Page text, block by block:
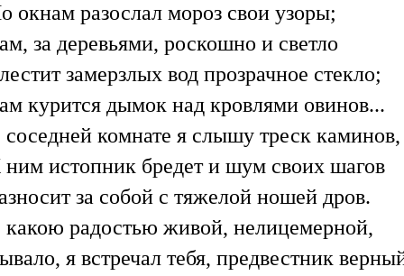
окнам разослал мороз свои узоры;
за деревьями, роскошно и светло
замерзлых вод прозрачное стекло;
курится дымок над кровлями овинов...
комнате я слышу треск каминов,
истопник бредет и шум своих шагов
за собой с тяжелой ношей дров.
какою радостью живой, нелицемерной,
я встречал тебя, предвестник